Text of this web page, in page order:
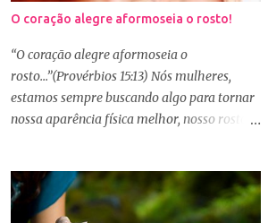
O coração alegre aformoseia o rosto!
“O coração alegre aformoseia o
rosto...”(Provérbios 15:13) Nós mulheres,
estamos sempre buscando algo para tornar
nossa aparência física melhor, nosso rosto
cosméticos e produtos de beleza. No Youtube
por exemplo, os canais com mais seguidores